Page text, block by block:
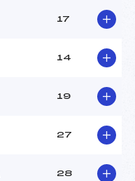
17
14
19
27
28